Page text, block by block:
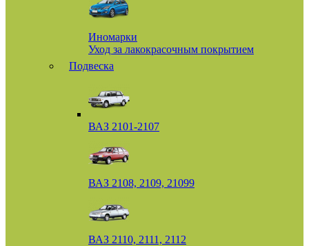
Иномарки
Уход за лакокрасочным покрытием
Подвеска
ВАЗ 2101-2107
ВАЗ 2108, 2109, 21099
ВАЗ 2110, 2111, 2112